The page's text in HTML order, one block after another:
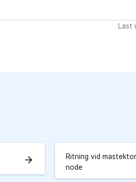
arrow_forward
Ritning vid
node